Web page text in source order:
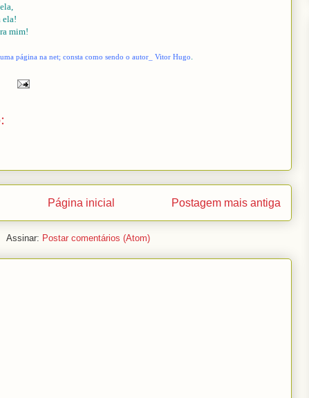
ela!
mim!
página na net; consta como sendo o autor_ Vitor Hugo.
Postagem mais antiga
Página inicial
Assinar: Postar comentários (Atom)